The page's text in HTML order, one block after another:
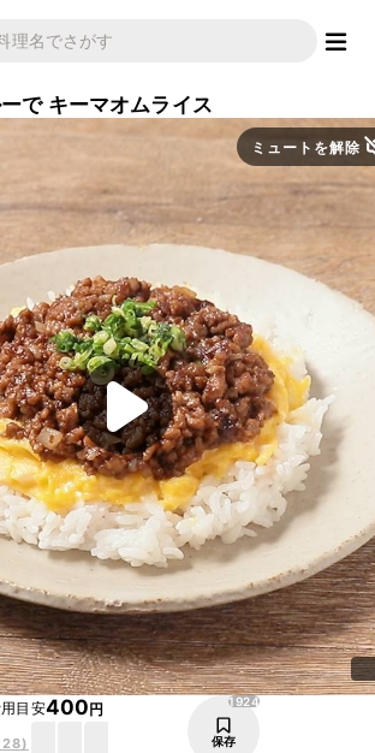
で キーマオムライス
ミュートを解除
目安400円
28)
1924
保存